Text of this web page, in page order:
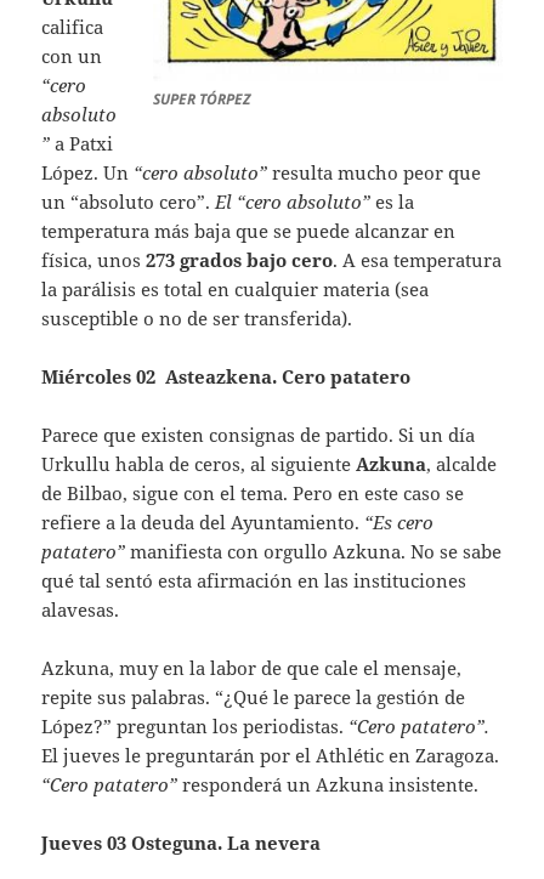
SUPER TÓRPEZ
califica
con un
“cero
absoluto
”a Patxi
López. Un “cero absoluto” resulta mucho peor que
un “absoluto cero”. El “cero absoluto” es la
temperatura más baja que se puede alcanzar en
física, unos273 grados bajo cero. A esa temperatura
la parálisis es total en cualquier materia (sea
susceptible o no de ser transferida).
Miércoles 02 Asteazkena. Cero patatero
Parece que existen consignas de partido. Si un día
Urkullu habla de ceros, al siguiente Azkuna, alcalde
de Bilbao, sigue con el tema. Pero en este caso se
refiere a la deuda del Ayuntamiento. “Es cero
patatero” manifiesta con orgullo Azkuna. No se sabe
qué tal sentó esta afirmación en las instituciones
alavesas.
Azkuna, muy en la labor de que cale el mensaje,
repite sus palabras. “¿Qué le parece la gestión de
López?” preguntan los periodistas. “Cero patatero”.
El jueves le preguntarán por el Athlétic en Zaragoza.
“Cero patatero”responderá un Azkuna insistente.
Jueves 03 Osteguna. La nevera